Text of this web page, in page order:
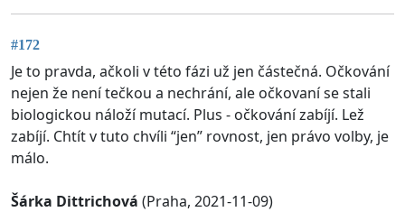
#172
Je to pravda, ačkoli v této fázi už jen částečná. Očkování
nejen že není tečkou a nechrání, ale očkovaní se stali
biologickou náloží mutací. Plus - očkování zabíjí. Lež
zabíjí. Chtít v tuto chvíli “jen” rovnost, jen právo volby, je
málo.
Šárka Dittrichová (Praha, 2021-11-09)